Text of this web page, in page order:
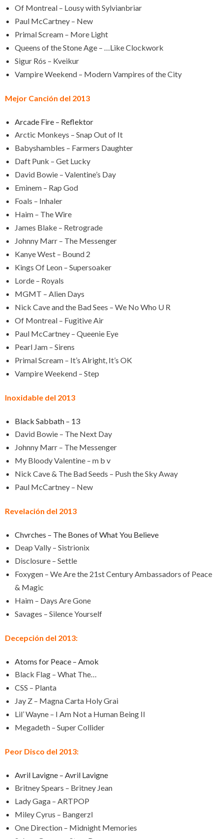
Of Montreal – Lousy with Sylvianbriar
Paul McCartney – New
Primal Scream – More Light
Queens of the Stone Age – …Like Clockwork
Sigur Rós – Kveikur
Vampire Weekend – Modern Vampires of the City
Mejor Canción del 2013
Arcade Fire – Reflektor
Arctic Monkeys – Snap Out of It
Babyshambles – Farmers Daughter
Daft Punk – Get Lucky
David Bowie – Valentine’s Day
Eminem – Rap God
Foals – Inhaler
Haim – The Wire
James Blake – Retrograde
Johnny Marr – The Messenger
Kanye West – Bound 2
Kings Of Leon – Supersoaker
Lorde – Royals
MGMT – Alien Days
Nick Cave and the Bad Sees – We No Who U R
Of Montreal – Fugitive Air
Paul McCartney – Queenie Eye
Pearl Jam – Sirens
Primal Scream – It’s Alright, It’s OK
Vampire Weekend – Step
Inoxidable del 2013
Black Sabbath – 13
David Bowie – The Next Day
Johnny Marr – The Messenger
My Bloody Valentine – m b v
Nick Cave & The Bad Seeds – Push the Sky Away
Paul McCartney – New
Revelación del 2013
Chvrches – The Bones of What You Believe
Deap Vally – Sistrionix
Disclosure – Settle
Foxygen – We Are the 21st Century Ambassadors of Peace
& Magic
Haim – Days Are Gone
Savages – Silence Yourself
Decepción del 2013:
Atoms for Peace – Amok
Black Flag – What The…
CSS – Planta
Jay Z – Magna Carta Holy Grai
Lil’ Wayne – I Am Not a Human Being II
Megadeth – Super Collider
Peor Disco del 2013:
Avril Lavigne – Avril Lavigne
Britney Spears – Britney Jean
Lady Gaga – ARTPOP
Miley Cyrus – Bangerzl
One Direction – Midnight Memories